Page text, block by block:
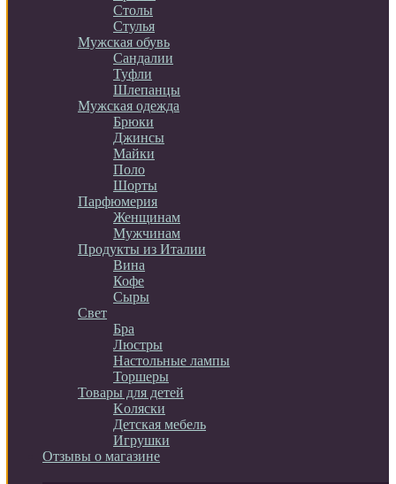
Столы
Стулья
Мужская обувь
Сандалии
Туфли
Шлепанцы
Мужская одежда
Брюки
Джинсы
Майки
Поло
Шорты
Парфюмерия
Женщинам
Мужчинам
Продукты из Италии
Вина
Кофе
Сыры
Свет
Бра
Люстры
Настольные лампы
Торшеры
Товары для детей
Kоляски
Детская мебель
Игрушки
Отзывы о магазине